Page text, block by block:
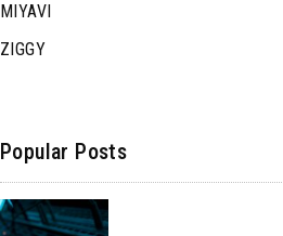
MIYAVI
ZIGGY
Popular Posts